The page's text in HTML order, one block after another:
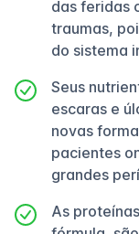
das feridas
traumas,
do sistema
Seus
escaras e
novas
pacientes
grandes
As